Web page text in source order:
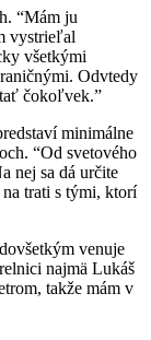
“Mám ju
vystrieľal
všetkými
Odvtedy
čokoľvek.”
minimálne
“Od svetového
nej sa dá určite
trati s tými, ktorí
venuje
najmä Lukáš
takže mám v